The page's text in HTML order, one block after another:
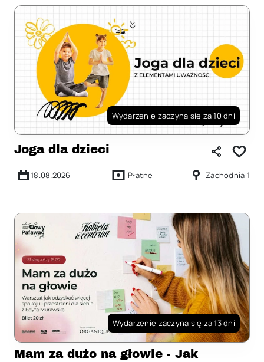
Wydarzenie zaczyna się za 10 dni
Joga dla dzieci
18.08.2026 Płatne Zachodnia 1
Wydarzenie zaczyna się za 13 dni
Mam za dużo na głowie - Jak